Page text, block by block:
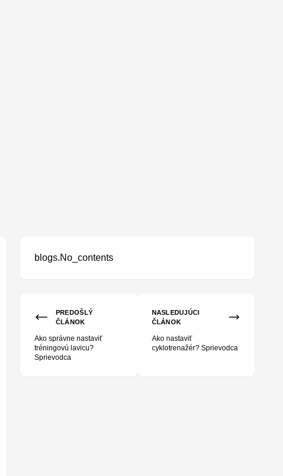
blogs.No_contents
PREDOŠLÝ
ČLÁNOK
Ako správne nastaviť
tréningovú lavicu?
Sprievodca
NASLEDUJÚCI
ČLÁNOK
Ako nastaviť
cyklotrenažér? Sprievodca